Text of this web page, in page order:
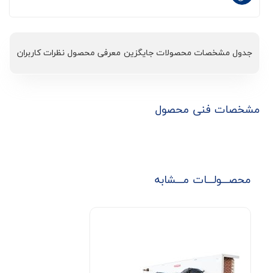
جدول مشخصات محصولات جایگزین معرفی محصول نظرات کاربران
مشخصات فنی محصول
محصـــولـــات مـــشابه